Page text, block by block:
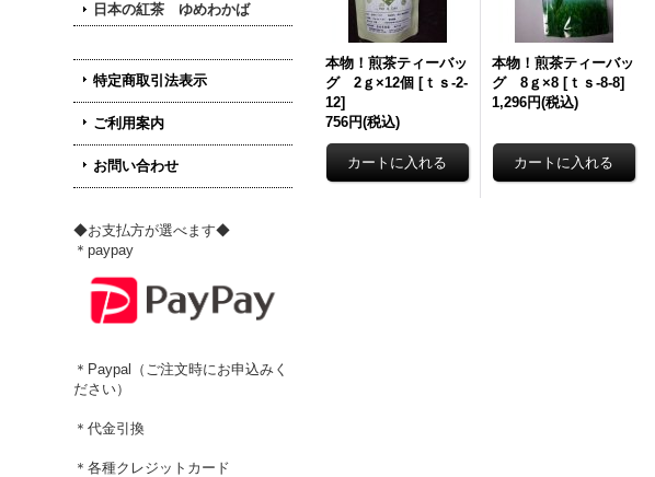
日本の紅茶 ゆめわかば
特定商取引法表示
ご利用案内
お問い合わせ
◆お支払方が選べます◆
＊paypay
＊Paypal（ご注文時にお申込みく
ださい）
＊代金引換
＊各種クレジットカード
本物！煎茶ティーバッ
グ 2ｇ×12個 [ｔｓ-2-
12]
756円(税込)
本物！煎茶ティーバッ
グ 8ｇ×8 [ｔｓ-8-8]
1,296円(税込)